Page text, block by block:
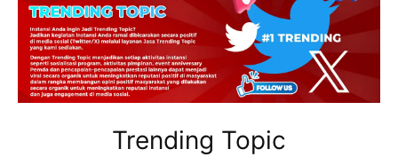
Trending Topic